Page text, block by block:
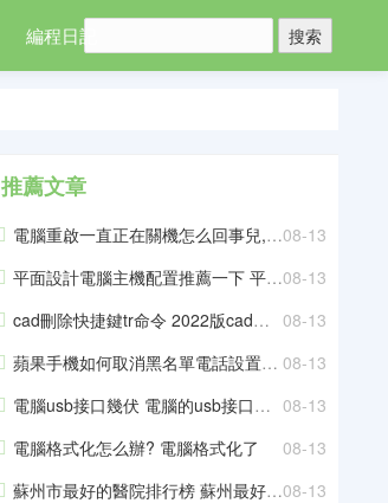
編程日記
推薦文章
08-13
電腦重啟一直正在關機怎么回事兒,電腦重啟一直在正在關機
08-13
平面設計電腦主機配置推薦一下 平面設計師臺式電腦配置推薦
08-13
cad刪除快捷鍵tr命令 2022版cad刪除快捷鍵
08-13
蘋果手機如何取消黑名單電話設置方法 怎么取消蘋果手機電話黑名單
08-13
電腦usb接口幾伏 電腦的usb接口輸出是幾伏幾安
08-13
電腦格式化怎么辦? 電腦格式化了
08-13
蘇州市最好的醫院排行榜 蘇州最好的醫院排名前十